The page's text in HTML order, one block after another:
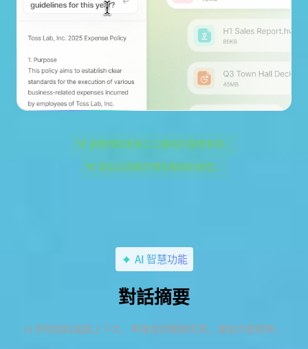
請整理新進員工入職時的重要事項。
請告訴我關於費用報銷的規定。
AI 智慧功能
對話摘要
AI 即時總結議題上下文，準確提供關聯答案，讓協作更精準。